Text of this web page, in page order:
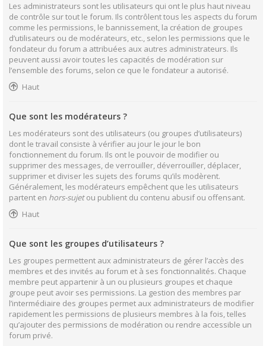
Les administrateurs sont les utilisateurs qui ont le plus haut niveau
de contrôle sur tout le forum. Ils contrôlent tous les aspects du forum
comme les permissions, le bannissement, la création de groupes
d’utilisateurs ou de modérateurs, etc., selon les permissions que le
fondateur du forum a attribuées aux autres administrateurs. Ils
peuvent aussi avoir toutes les capacités de modération sur
l’ensemble des forums, selon ce que le fondateur a autorisé.
Haut
Que sont les modérateurs ?
Les modérateurs sont des utilisateurs (ou groupes d’utilisateurs)
dont le travail consiste à vérifier au jour le jour le bon
fonctionnement du forum. Ils ont le pouvoir de modifier ou
supprimer des messages, de verrouiller, déverrouiller, déplacer,
supprimer et diviser les sujets des forums qu’ils modèrent.
Généralement, les modérateurs empêchent que les utilisateurs
partent en hors-sujetou publient du contenu abusif ou offensant.
Haut
Que sont les groupes d’utilisateurs ?
Les groupes permettent aux administrateurs de gérer l’accès des
membres et des invités au forum et à ses fonctionnalités. Chaque
membre peut appartenir à un ou plusieurs groupes et chaque
groupe peut avoir ses permissions. La gestion des membres par
l’intermédiaire des groupes permet aux administrateurs de modifier
rapidement les permissions de plusieurs membres à la fois, telles
qu’ajouter des permissions de modération ou rendre accessible un
forum privé.